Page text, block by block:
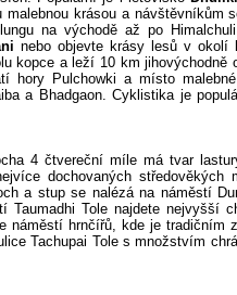
krásou a návštěvníkům
na východě až po
nebo objevte krásy lesů v okolí
kopce a leží 10 km jihovýchodně
hory Pulchowki a místo
a Bhadgaon. Cyklistika je
4 čtvereční míle má tvar
dochovaných středověkých
a stup se nalézá na náměstí
Taumadhi Tole najdete nejvyšší
náměstí hrnčířů, kde je tradičním
Tachupai Tole s množstvím